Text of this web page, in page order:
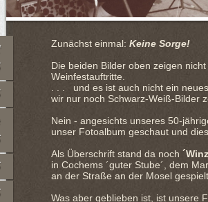
Zunächst einmal: Keine Sorge!
Die beiden Bilder oben zeigen
Weinfestauftritte.
. . . und es ist auch nicht ein
wir nur noch Schwarz-Weiß-Bilder
Nein - angesichts unseres 50-
unser Fotoalbum geschaut und
Als Überschrift stand da noch
in Cochems ´guter Stube´, dem
an der Straße an der Mosel gespielt.
Was aber geblieben ist, ist unsere